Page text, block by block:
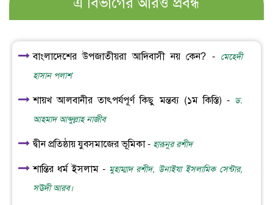
বাংলাদেশের উপজাতীয়রা আদিবাসী নয় কেন? - মেহেদী
হাসান পলাশ
শায়খ আলবানীর তাৎপর্যপূর্ণ কিছু মন্তব্য (১ম কিস্তি) - ড.
আহমাদ আব্দুল্লাহ নাজীব
দ্বীন প্রতিষ্ঠায় যুবসমাজের ভূমিকা - হারূনুর রশীদ
শান্তির ধর্ম ইসলাম - মুহাম্মাদ রশীদ, উনাইযা ইসলামিক সেন্টার,
সঊদী আরব।